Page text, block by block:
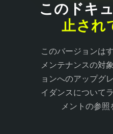
このドキ
止され
このバージョンは
メンテナンスの対
ョンへのアップグ
イダンスについて
メントの参照